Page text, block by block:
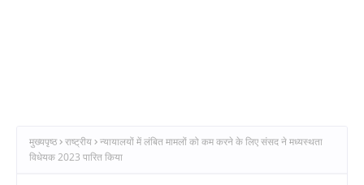
मुख्यपृष्ठ राष्ट्रीय न्यायालयों में लंबित मामलों को कम करने के लिए संसद ने मध्यस्थता
विधेयक 2023 पारित किया